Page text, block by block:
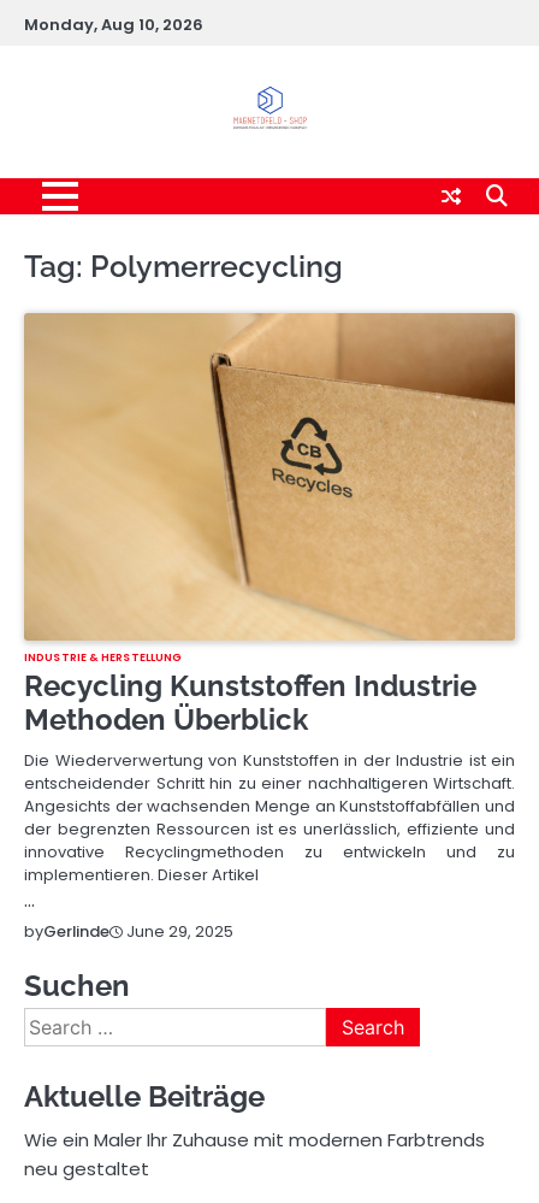
SkipMonday, Aug 10, 2026
Tag: Polymerrecycling
INDUSTRIE & HERSTELLUNG
Recycling Kunststoffen Industrie
Methoden Überblick
Die Wiederverwertung von Kunststoffen in der Industrie ist ein
entscheidender Schritt hin zu einer nachhaltigeren Wirtschaft.
Angesichts der wachsenden Menge an Kunststoffabfällen und
der begrenzten Ressourcen ist es unerlässlich, effiziente und
innovative Recyclingmethoden zu entwickeln und zu
implementieren. Dieser Artikel
…
byGerlinde June 29, 2025
Suchen
Search
for:
Aktuelle Beiträge
Wie ein Maler Ihr Zuhause mit modernen Farbtrends
neu gestaltet